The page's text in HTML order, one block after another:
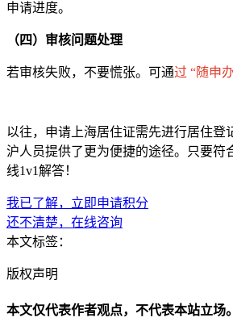
申请进度。
（四）审核问题处理
若审核失败，不要慌张。可通过 “随申
以往，申请上海居住证需先进行居住
沪人员提供了更为便捷的途径。只要
线1v1解答！
我已了解，立即申请积分
还不清楚，在线咨询
本文标签：
版权声明
本文仅代表作者观点，不代表本站立场。